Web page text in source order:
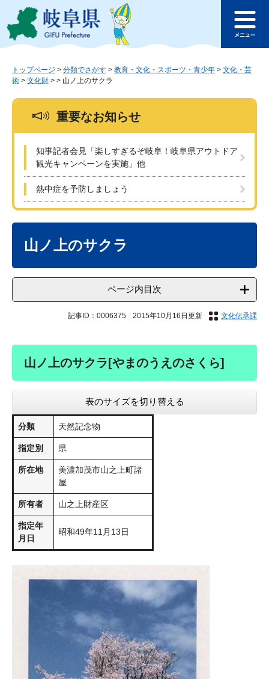
ジ
ュ
このページの本文へ
ュ
トップページ > 分類でさがす > 教育・文化・スポーツ・青少年 > 文化・芸
術 > 文化財 > > 山ノ上のサクラ
重要なお知らせ
知事記者会見「楽しすぎるぞ岐阜！岐阜県アウトドア
観光キャンペーンを実施」他
熱中症を予防しましょう
山ノ上のサクラ
ページ内目次
記事ID：0006375 2015年10月16日更新 文化伝承課
山ノ上のサクラ[やまのうえのさくら]
表のサイズを切り替える
分類 天然記念物
指定別 県
所在地
美濃加茂市山之上町諸
屋
所有者 山之上財産区
指定年
月日
昭和49年11月13日